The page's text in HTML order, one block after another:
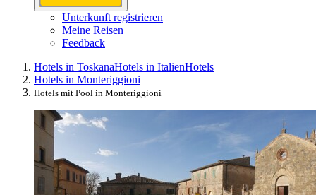
Unterkunft registrieren
Meine Reisen
Feedback
Hotels in ToskanaHotels in ItalienHotels
Hotels in Monteriggioni
Hotels mit Pool in Monteriggioni